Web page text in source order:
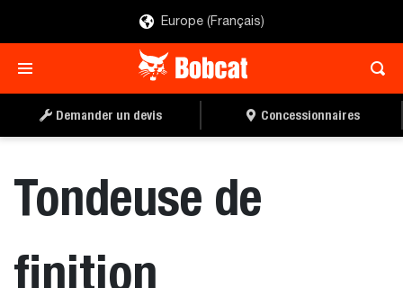
Europe (Français)
Demander un devis Concessionnaires
Tondeuse de
finition
DEMANDER UN DEVIS
TROUVER UN